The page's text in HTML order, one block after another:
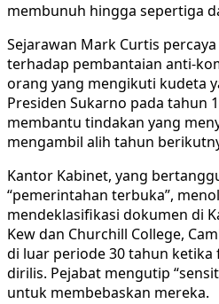
membunuh hingga sepertiga
Sejarawan Mark Curtis
terhadap pembantaian anti-
orang yang mengikuti kudeta
Presiden Sukarno pada tahun
membantu tindakan yang
mengambil alih tahun
Kantor Kabinet, yang
“pemerintahan terbuka”,
mendeklasifikasi dokumen di
Kew dan Churchill College,
di luar periode 30 tahun ketika
dirilis. Pejabat mengutip
untuk membebaskan mereka.